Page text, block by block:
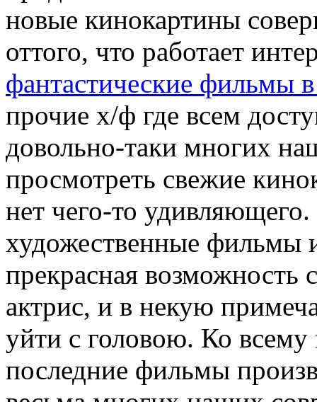
новые кинокартины
оттого, что работает
фантастические фильмы
прочие х/ф где всем
довольно-таки многих
просмотреть свежие
нет чего-то
художественные фильмы
прекрасная возможность
актрис, и в некую
уйти с головою. Ко
последние фильмы